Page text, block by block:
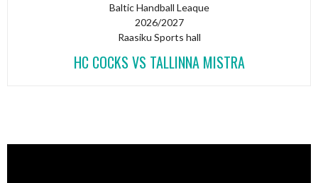
Baltic Handball Leaque
2026/2027
Raasiku Sports hall
HC COCKS VS TALLINNA MISTRA